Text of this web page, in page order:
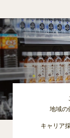
地域の
キャリア